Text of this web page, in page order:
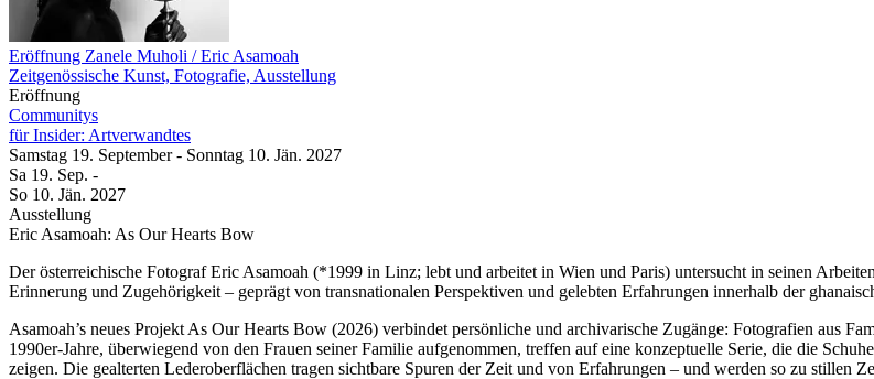
Eröffnung Zanele Muholi / Eric Asamoah
Zeitgenössische Kunst, Fotografie, Ausstellung
Eröffnung
Communitys
für Insider: Artverwandtes
Samstag 19. September- Sonntag 10. Jän. 2027
Sa 19. Sep. -
So 10. Jän. 2027
Ausstellung
Eric Asamoah: As Our Hearts Bow
Der österreichische Fotograf Eric Asamoah (*1999 in Linz; lebt und arbeitet in Wien und Paris) untersucht in seinen
Erinnerung und Zugehörigkeit – geprägt von transnationalen Perspektiven und gelebten Erfahrungen innerhalb der
Asamoah’s neues Projekt As Our Hearts Bow (2026) verbindet persönliche und archivarische Zugänge: Fotografien aus
1990er-Jahre, überwiegend von den Frauen seiner Familie aufgenommen, treffen auf eine konzeptuelle Serie, die die
zeigen. Die gealterten Lederoberflächen tragen sichtbare Spuren der Zeit und von Erfahrungen – und werden so zu stillen